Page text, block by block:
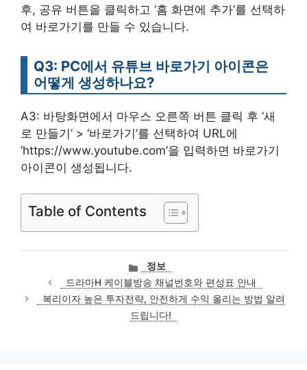
후, 공유 버튼을 클릭하고 ‘홈 화면에 추가’를 선택하
여 바로가기를 만들 수 있습니다.
Q3: PC에서 유튜브 바로가기 아이콘은
어떻게 생성하나요?
A3: 바탕화면에서 마우스 오른쪽 버튼 클릭 후 ‘새
로 만들기’ > ‘바로가기’를 선택하여 URL에
‘https://www.youtube.com’을 입력하면 바로가기
아이콘이 생성됩니다.
Table of Contents
카
테
고
리
정보
드라마H 케이블방송 채널번호와 편성표 안내
복리이자 높은 투자전략, 안전하게 수익 올리는 방법 알려
드립니다!